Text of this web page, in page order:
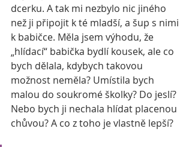
dcerku. A tak mi nezbylo nic jiného
než ji připojit k té mladší, a šup s nimi
k babičce. Měla jsem výhodu, že
„hlídací“ babička bydlí kousek, ale co
bych dělala, kdybych takovou
možnost neměla? Umístila bych
malou do soukromé školky? Do jeslí?
Nebo bych ji nechala hlídat placenou
chůvou? A co z toho je vlastně lepší?